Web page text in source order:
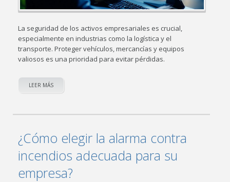
La seguridad de los activos empresariales es crucial,
especialmente en industrias como la logística y el
transporte. Proteger vehículos, mercancías y equipos
valiosos es una prioridad para evitar pérdidas.
LEER MÁS
¿Cómo elegir la alarma contra
incendios adecuada para su
empresa?